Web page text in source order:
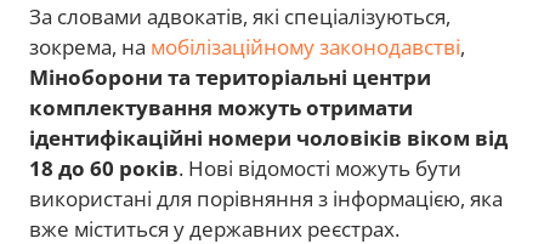
За словами адвокатів, які спеціалізуються,
зокрема, на мобілізаційному законодавстві,
Міноборони та територіальні центри
комплектування можуть отримати
ідентифікаційні номери чоловіків віком від
18 до 60 років. Нові відомості можуть бути
використані для порівняння з інформацією, яка
вже міститься у державних реєстрах.